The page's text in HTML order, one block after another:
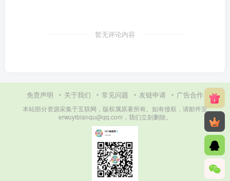
暂无评论内容
免责声明 关于我们 常见问题 友链申请 广告合作
本站部分资源采集于互联网，版权属原著所有。如有侵权，请邮件至
erwuyibianqu@qq.com，我们立刻删除。